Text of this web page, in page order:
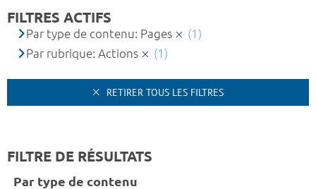
FILTRES ACTIFS
Par type de contenu: Pages
(1)
Par rubrique: Actions
(1)
RETIRER TOUS LES FILTRES
FILTRE DE RÉSULTATS
Par type de contenu